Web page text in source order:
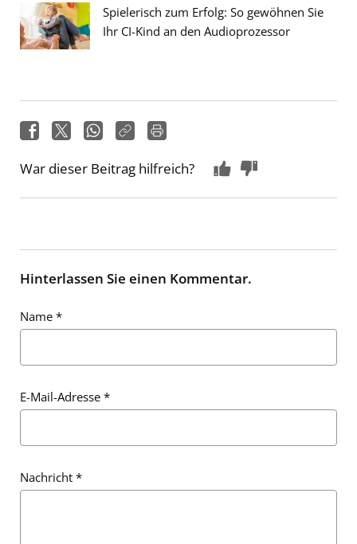
Spielerisch zum Erfolg: So gewöhnen Sie
Ihr CI-Kind an den Audioprozessor
War dieser Beitrag hilfreich?
Hinterlassen Sie einen Kommentar.
Name *
E-Mail-Adresse *
Nachricht *